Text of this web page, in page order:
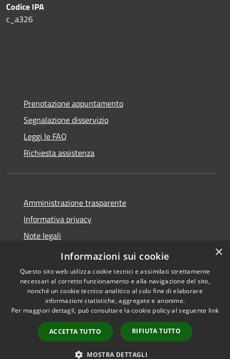
Codice IPA
c_a326
Prenotazione appuntamento
Segnalazione disservizio
Leggi le FAQ
Richiesta assistenza
Amministrazione trasparente
Informativa privacy
Note legali
Dichiarazione di accessibilità
Accessibilité
Confidentialité
Gestion des cookies
Copyright © 2026 • Ville de •
Powered byMunicipium
Accès rédaction
×
Informazioni sui cookie
Questo sito web utilizza cookie tecnici e assimilati strettamente
necessari al corretto funzionamento e alla navigazione del sito,
nonché un cookie tecnico analitico al solo fine di elaborare
informazioni statistiche, aggregate e anonime.
Per maggiori dettagli, può consultare la cookie policy al seguente link
ACCETTA TUTTO RIFIUTA TUTTO
MOSTRA DETTAGLI